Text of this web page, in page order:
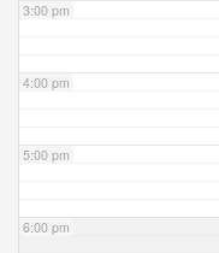
3:00 pm
4:00 pm
5:00 pm
6:00 pm